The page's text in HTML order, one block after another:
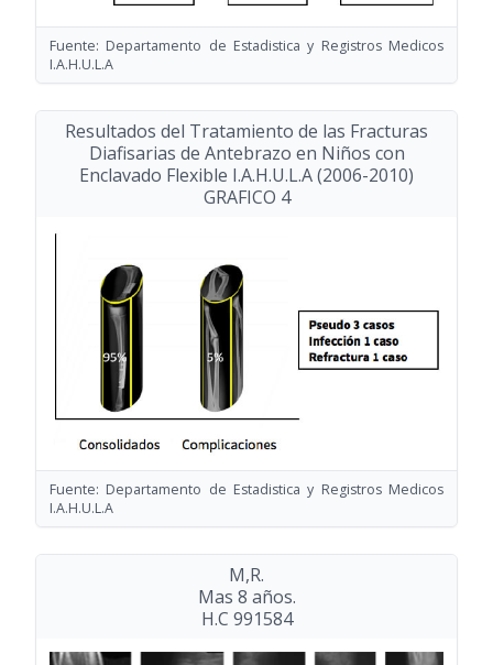
Fuente: Departamento de Estadistica y Registros Medicos
I.A.H.U.L.A
Resultados del Tratamiento de las Fracturas
Diafisarias de Antebrazo en Niños con
Enclavado Flexible I.A.H.U.L.A(2006-2010)
GRAFICO 4
Fuente: Departamento de Estadistica y Registros Medicos
I.A.H.U.L.A
M,R.
Mas 8 años.
H.C 991584